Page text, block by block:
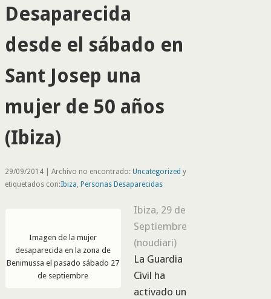
Desaparecida
desde el sábado en
Sant Josep una
mujer de 50 años
(Ibiza)
29/09/2014 | Archivo no encontrado: Uncategorized y
etiquetados con:Ibiza, Personas Desaparecidas
Imagen de la mujer
desaparecida en la zona de
Benimussa el pasado sábado 27
de septiembre
Ibiza, 29 de
Septiembre
(noudiari)
La Guardia
Civil ha
activado un